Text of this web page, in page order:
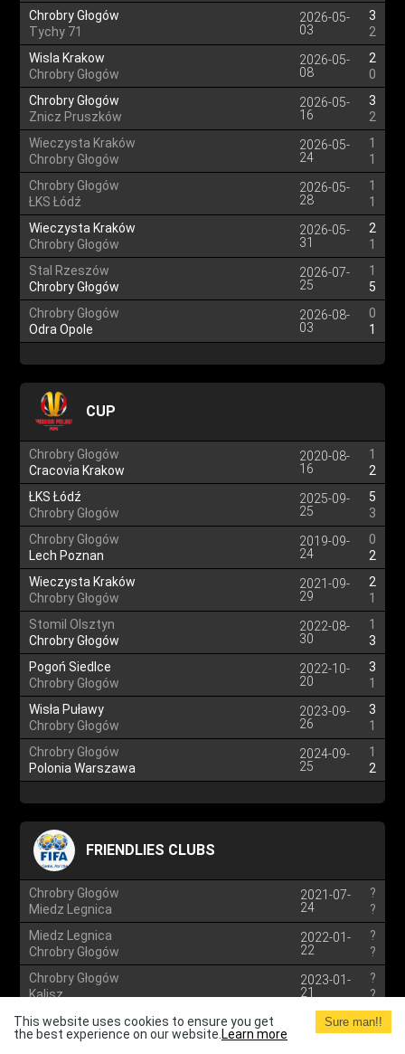
Chrobry Głogów
Tychy 71
2026-05-
03
3
2
Wisla Krakow
Chrobry Głogów
2026-05-
08
2
0
Chrobry Głogów
Znicz Pruszków
2026-05-
16
3
2
Wieczysta Kraków
Chrobry Głogów
2026-05-
24
1
1
Chrobry Głogów
ŁKS Łódź
2026-05-
28
1
1
Wieczysta Kraków
Chrobry Głogów
2026-05-
31
2
1
Stal Rzeszów
Chrobry Głogów
2026-07-
25
1
5
Chrobry Głogów
Odra Opole
2026-08-
03
0
1
CUP
Chrobry Głogów
Cracovia Krakow
2020-08-
16
1
2
ŁKS Łódź
Chrobry Głogów
2025-09-
25
5
3
Chrobry Głogów
Lech Poznan
2019-09-
24
0
2
Wieczysta Kraków
Chrobry Głogów
2021-09-
29
2
1
Stomil Olsztyn
Chrobry Głogów
2022-08-
30
1
3
Pogoń Siedlce
Chrobry Głogów
2022-10-
20
3
1
Wisła Puławy
Chrobry Głogów
2023-09-
26
3
1
Chrobry Głogów
Polonia Warszawa
2024-09-
25
1
2
FRIENDLIES CLUBS
Chrobry Głogów
Miedz Legnica
2021-07-
24
?
?
Miedz Legnica
Chrobry Głogów
2022-01-
22
?
?
Chrobry Głogów
Kalisz
2023-01-
21
?
?
Zaglebie Lubin
Chrobry Głogów
2023-02-
?
?
This website uses cookies to ensure you get
the best experience on our website. Learn more
Sure man!!